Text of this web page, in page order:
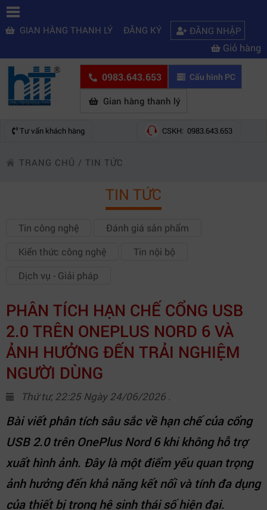
GIAN HÀNG THANH LÝ ĐĂNG KÝ ĐĂNG NHẬP
Giỏ hàng
0983.643.653 Cấu hình PC
Gian hàng thanh lý
Tư vấn khách hàng CSKH: 0983.643.653
TRANG CHỦ / TIN TỨC
TIN TỨC
Tin công nghệ
Đánh giá sản phẩm
Kiến thức công nghệ
Tin nội bộ
Dịch vụ - Giải pháp
PHÂN TÍCH HẠN CHẾ CỔNG USB
2.0 TRÊN ONEPLUS NORD 6 VÀ
ẢNH HƯỞNG ĐẾN TRẢI NGHIỆM
NGƯỜI DÙNG
Thứ tư, 22:25 Ngày 24/06/2026 .
Bài viết phân tích sâu sắc về hạn chế của cổng
USB 2.0 trên OnePlus Nord 6 khi không hỗ trợ
xuất hình ảnh. Đây là một điểm yếu quan trọng
ảnh hưởng đến khả năng kết nối và tính đa dụng
của thiết bị trong hệ sinh thái số hiện đại.